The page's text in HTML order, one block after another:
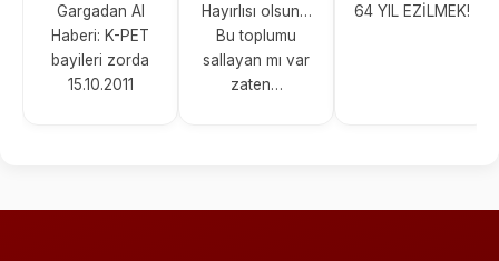
Gargadan Al
Haberi: K-PET
bayileri zorda
15.10.2011
Hayırlısı olsun…
Bu toplumu
sallayan mı var
zaten…
64 YIL EZİLMEK!